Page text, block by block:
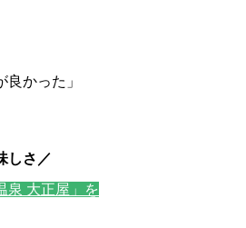
良かった」
しさ／
泉 大正屋」を